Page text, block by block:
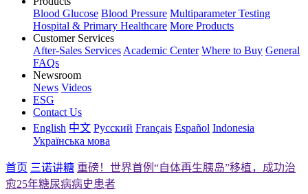
Blood Glucose Blood Pressure Multiparameter Testing
Hospital & Primary Healthcare More Products
Customer Services
After-Sales Services Academic Center Where to Buy General
FAQs
Newsroom
News Videos
ESG
Contact Us
English 中文 Русский Français Español Indonesia
Українська мова
首页 三诺讲糖 重磅！世界首例“自体再生胰岛”移植，成功治
愈25年糖尿病病史患者